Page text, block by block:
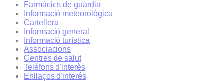
Farmàcies de guàrdia
Informació meteorològica
Cartellera
Informació general
Informació turística
Associacions
Centres de salut
Telèfons d'interès
Enllaços d'interés